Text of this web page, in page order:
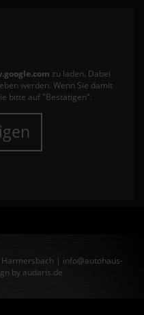
zu laden. Dabei
werden. Wenn Sie damit
bitte auf "Bestätigen".
| info@autohaus-
by audaris.de